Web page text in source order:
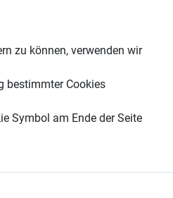
zu können, verwenden wir
bestimmter Cookies
Symbol am Ende der Seite